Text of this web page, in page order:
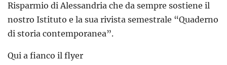
Risparmio di Alessandria che da sempre sostiene il
nostro Istituto e la sua rivista semestrale “Quaderno
di storia contemporanea”.
Qui a fianco il flyer